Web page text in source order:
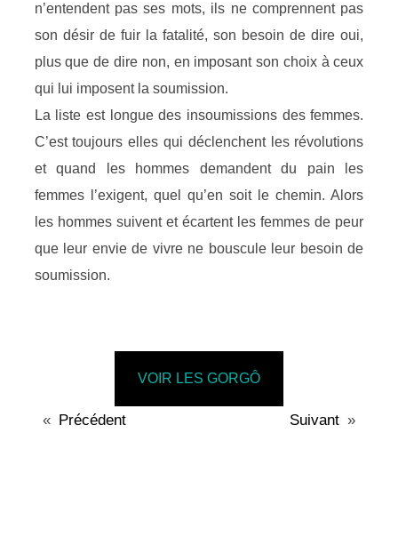
n’entendent pas ses mots, ils ne comprennent pas
son désir de fuir la fatalité, son besoin de dire oui,
plus que de dire non, en imposant son choix à ceux
qui lui imposent la soumission.
La liste est longue des insoumissions des femmes.
C’est toujours elles qui déclenchent les révolutions
et quand les hommes demandent du pain les
femmes l’exigent, quel qu’en soit le chemin. Alors
les hommes suivent et écartent les femmes de peur
que leur envie de vivre ne bouscule leur besoin de
soumission.
« Précédent
VOIR LES GORGÔ
Suivant »